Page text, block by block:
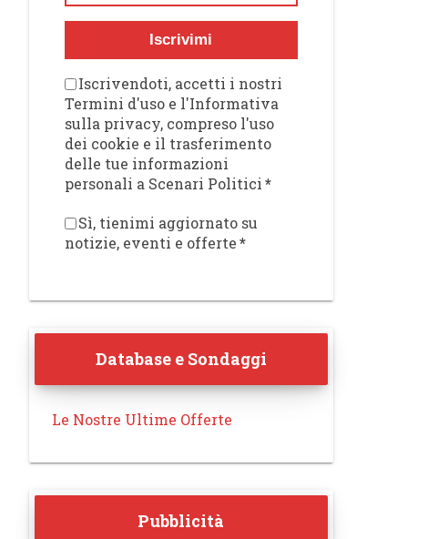
Iscrivimi
Iscrivendoti, accetti i nostri
Termini d'uso e l'Informativa
sulla privacy, compreso l'uso
dei cookie e il trasferimento
delle tue informazioni
personali a Scenari Politici*
Sì, tienimi aggiornato su
notizie, eventi e offerte*
Database e Sondaggi
Le Nostre Ultime Offerte
Pubblicità